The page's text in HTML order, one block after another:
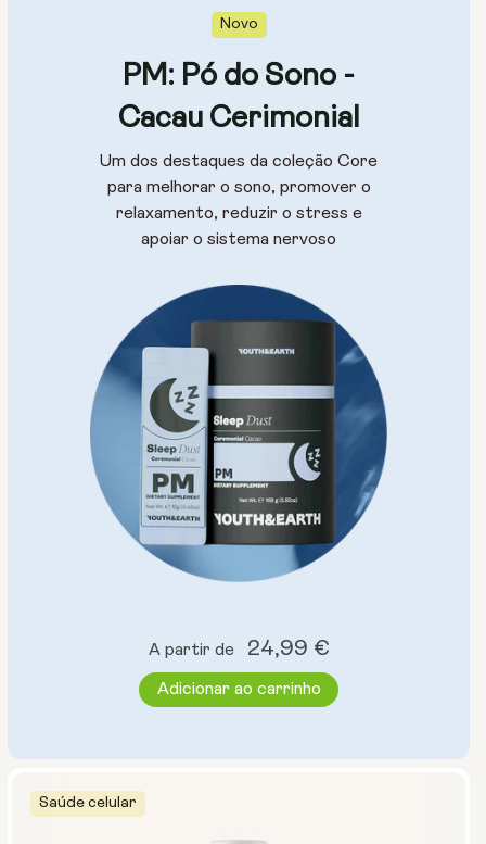
Saúde celular
Novo
PM: Pó do Sono -
Cacau Cerimonial
Um dos destaques da coleção Core
para melhorar o sono, promover o
relaxamento, reduzir o stress e
apoiar o sistema nervoso
Preço
normal
A partir de 24,99 €
Adicionar ao carrinho